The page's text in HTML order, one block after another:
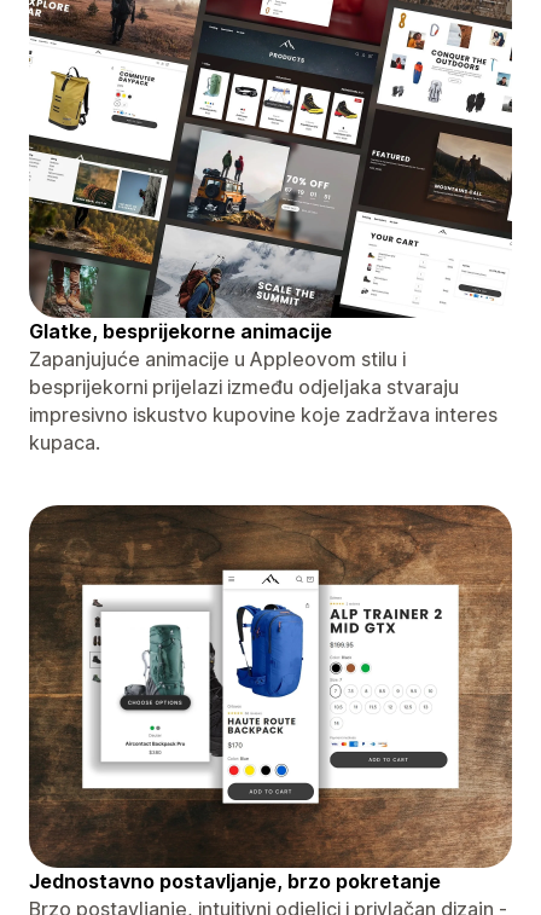
Glatke, besprijekorne animacije
Zapanjujuće animacije u Appleovom stilu i
besprijekorni prijelazi između odjeljaka stvaraju
impresivno iskustvo kupovine koje zadržava interes
kupaca.
Jednostavno postavljanje, brzo pokretanje
Brzo postavljanje, intuitivni odjeljci i privlačan dizajn -